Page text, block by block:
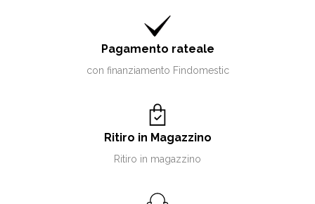
Pagamento rateale
con finanziamento Findomestic
Ritiro in Magazzino
Ritiro in magazzino